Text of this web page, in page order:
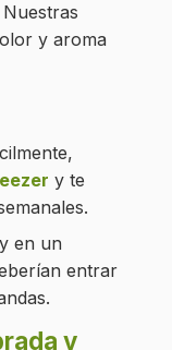
y aroma
y te
en un
entrar
y